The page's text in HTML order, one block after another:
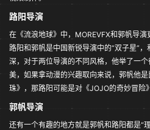
路阳导演
在《流浪地球》中，MOREVFX和郭帆导演
路阳和郭帆是中国新锐导演中的“双子星”
深，对于两位导演的不同风格，他举了一
美，如果拿动漫的兴趣取向来说，郭帆他
珠》，那路阳可能是对《JOJO的奇妙冒险
郭帆导演
还有一个有趣的地方就是郭帆和路阳都是“